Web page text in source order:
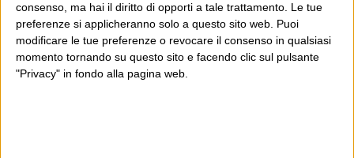
consenso, ma hai il diritto di opporti a tale trattamento. Le tue
preferenze si applicheranno solo a questo sito web. Puoi
modificare le tue preferenze o revocare il consenso in qualsiasi
momento tornando su questo sito e facendo clic sul pulsante
"Privacy" in fondo alla pagina web.